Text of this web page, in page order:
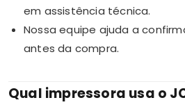
em assistência técnica.
Nossa equipe ajuda a
antes da compra.
Qual impressora usa o